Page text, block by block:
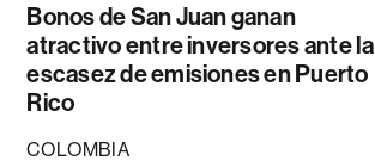
Bonos de San Juan ganan
atractivo entre inversores ante la
escasez de emisiones en Puerto
Rico
COLOMBIA